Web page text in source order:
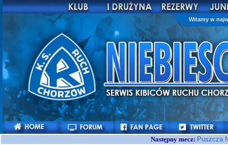
Witamy w
Następny mecz: Puszcza